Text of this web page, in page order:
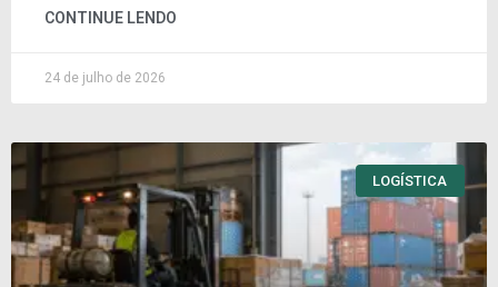
CONTINUE LENDO
24 de julho de 2026
LOGÍSTICA